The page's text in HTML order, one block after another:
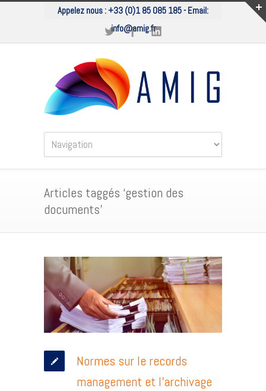
Appelez nous :+33 (0)1 85 085 185- Email:
info@amig.fr
Articles taggés ‘gestion des
documents’
Normes sur le records
management et l’archivage